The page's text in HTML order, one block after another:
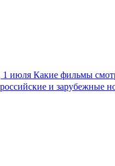
1 июля Какие фильмы
российские и зарубежные